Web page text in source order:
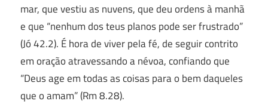
mar, que vestiu as nuvens, que deu ordens à manhã
e que “nenhum dos teus planos pode ser frustrado”
(Jó 42.2). É hora de viver pela fé, de seguir contrito
em oração atravessando a névoa, confiando que
“Deus age em todas as coisas para o bem daqueles
que o amam” (Rm 8.28).